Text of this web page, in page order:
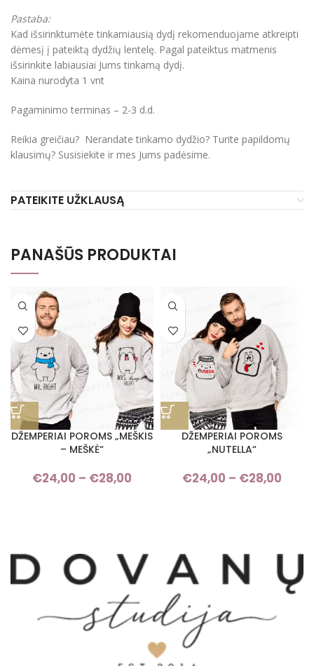
Pastaba:
Kad išsirinktumėte tinkamiausią dydį rekomenduojame atkreipti
dėmesį į pateiktą dydžių lentelę. Pagal pateiktus matmenis
išsirinkite labiausiai Jums tinkamą dydį.
Kaina nurodyta 1 vnt
Pagaminimo terminas – 2-3 d.d.
Reikia greičiau? Nerandate tinkamo dydžio? Turite papildomų
klausimų? Susisiekite ir mes Jums padėsime.
PATEIKITE UŽKLAUSĄ
PANAŠŪS PRODUKTAI
DŽEMPERIAI POROMS „MEŠKIS
– MEŠKĖ“
€24,00 – €28,00
Price range: €24,00 through
DŽEMPERIAI POROMS
„NUTELLA“
€24,00 – €28,00